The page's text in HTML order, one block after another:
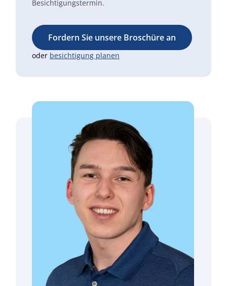
Besichtigungstermin.
Fordern Sie unsere Broschüre an
oder besichtigung planen